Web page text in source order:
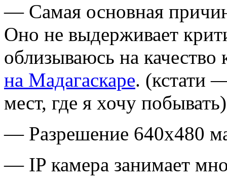
— Самая основная
Оно не выдерживает
облизываюсь на качество
на Мадагаскаре. (кстати
мест, где я хочу побывать)
— Разрешение 640х480
— IP камера занимает